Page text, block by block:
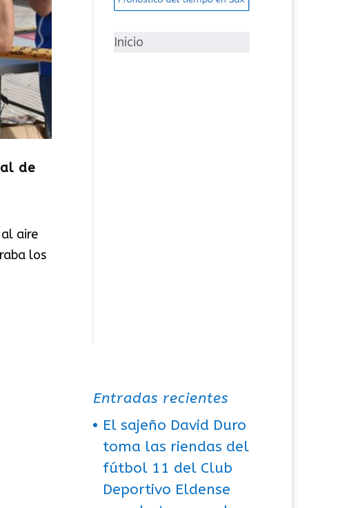
de
aire
los
íInicio
Entradas recientes
El sajeño David Duro
toma las riendas del
fútbol 11 del Club
Deportivo Eldense